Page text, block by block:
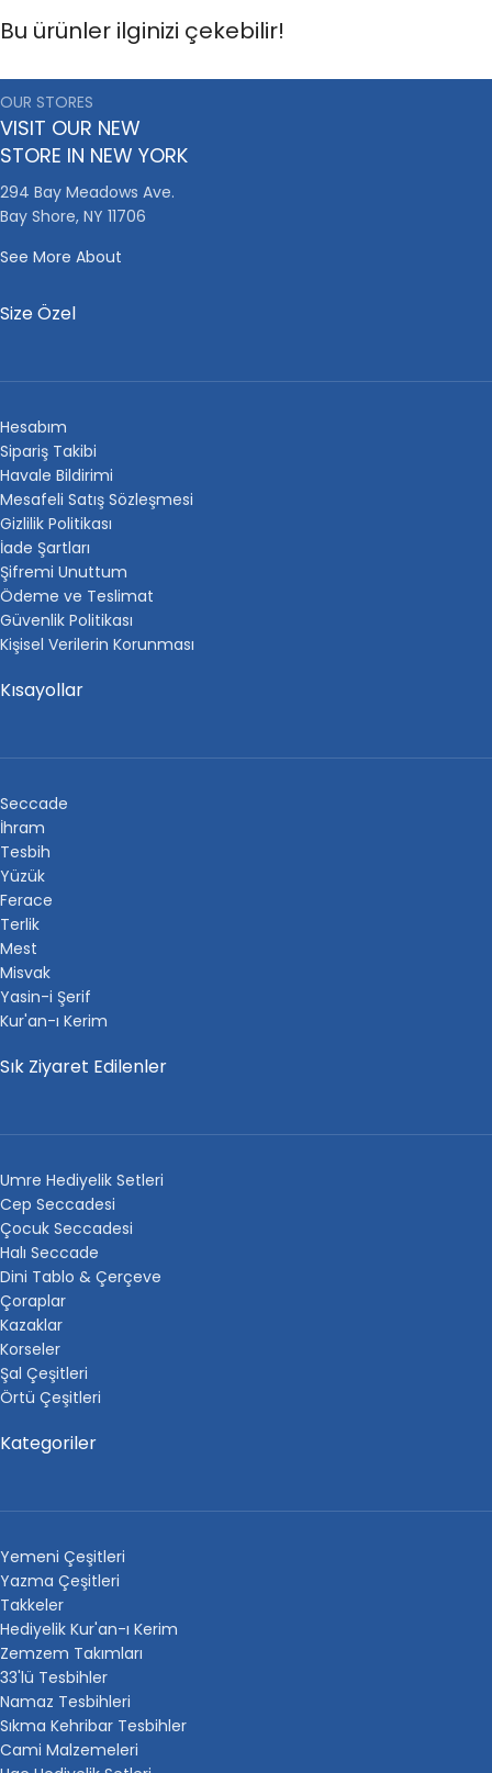
Bu ürünler ilginizi çekebilir!
OUR STORES
VISIT OUR NEW
STORE IN NEW YORK
294 Bay Meadows Ave.
Bay Shore, NY 11706
See More About
Size Özel
Hesabım
Sipariş Takibi
Havale Bildirimi
Mesafeli Satış Sözleşmesi
Gizlilik Politikası
İade Şartları
Şifremi Unuttum
Ödeme ve Teslimat
Güvenlik Politikası
Kişisel Verilerin Korunması
Kısayollar
Seccade
İhram
Tesbih
Yüzük
Ferace
Terlik
Mest
Misvak
Yasin-i Şerif
Kur'an-ı Kerim
Sık Ziyaret Edilenler
Umre Hediyelik Setleri
Cep Seccadesi
Çocuk Seccadesi
Halı Seccade
Dini Tablo & Çerçeve
Çoraplar
Kazaklar
Korseler
Şal Çeşitleri
Örtü Çeşitleri
Kategoriler
Yemeni Çeşitleri
Yazma Çeşitleri
Takkeler
Hediyelik Kur'an-ı Kerim
Zemzem Takımları
33'lü Tesbihler
Namaz Tesbihleri
Sıkma Kehribar Tesbihler
Cami Malzemeleri